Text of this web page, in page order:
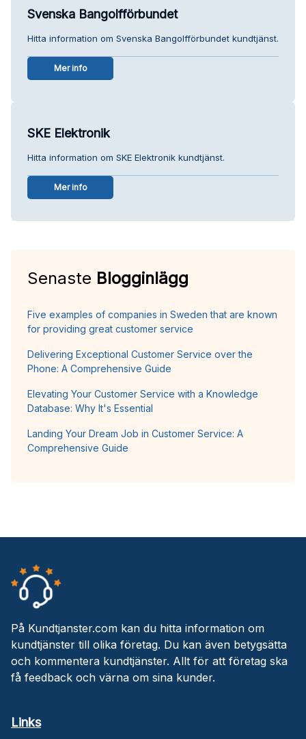
Svenska Bangolfförbundet
Hitta information om Svenska Bangolfförbundet kundtjänst.
Mer info
SKE Elektronik
Hitta information om SKE Elektronik kundtjänst.
Mer info
Senaste Blogginlägg
Five examples of companies in Sweden that are known
for providing great customer service
Delivering Exceptional Customer Service over the
Phone: A Comprehensive Guide
Elevating Your Customer Service with a Knowledge
Database: Why It's Essential
Landing Your Dream Job in Customer Service: A
Comprehensive Guide
På Kundtjanster.com kan du hitta information om
kundtjänster till olika företag. Du kan även betygsätta
och kommentera kundtjänster. Allt för att företag ska
få feedback och värna om sina kunder.
Links